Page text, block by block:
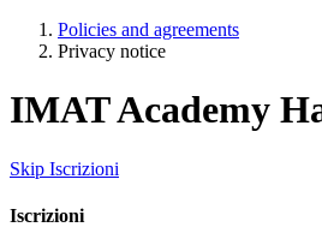
Policies and agreements
Privacy notice
IMAT Academy
Skip Iscrizioni
Iscrizioni